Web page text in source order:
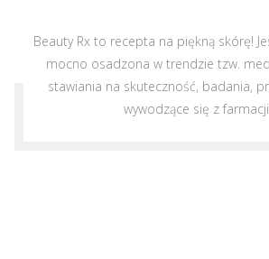
Beauty Rx to recepta na piękną skórę!
mocno osadzona w trendzie tzw.
stawiania na skuteczność, badania,
wywodzące się z